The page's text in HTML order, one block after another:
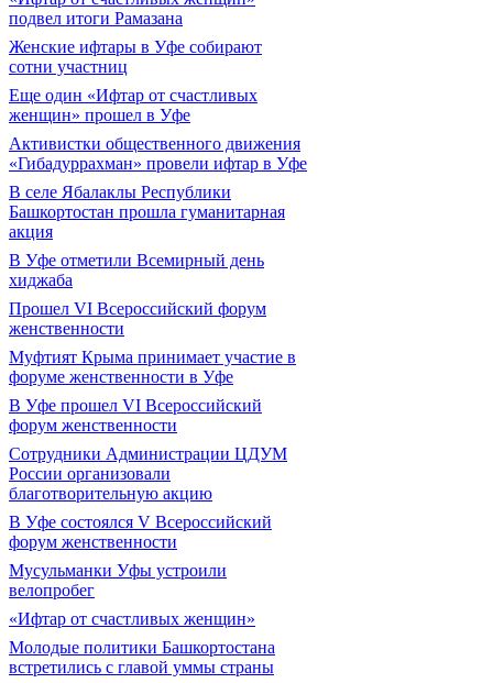
подвел итоги Рамазана
Женские ифтары в Уфе собирают
сотни участниц
Еще один «Ифтар от счастливых
женщин» прошел в Уфе
Активистки общественного движения
«Гибадуррахман» провели ифтар в Уфе
В селе Ябалаклы Республики
Башкортостан прошла гуманитарная
акция
В Уфе отметили Всемирный день
хиджаба
Прошел VI Всероссийский форум
женственности
Муфтият Крыма принимает участие в
форуме женственности в Уфе
В Уфе прошел VI Всероссийский
форум женственности
Сотрудники Администрации ЦДУМ
России организовали
благотворительную акцию
В Уфе состоялся V Всероссийский
форум женственности
Мусульманки Уфы устроили
велопробег
«Ифтар от счастливых женщин»
Молодые политики Башкортостана
встретились с главой уммы страны